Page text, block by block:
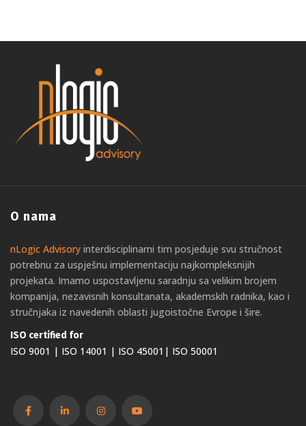
O nama
nLogic Advisory interdisciplinarni tim posjeduje svu stručnost
potrebnu za uspješnu implementaciju najkompleksnijih
projekata. Imamo uspostavljenu saradnju sa velikim brojem
kompanija, nezavisnih konsultanata, akademskih radnika, kao i
stručnjaka iz navedenih oblasti jugoistočne Evrope i šire.
ISO certified for
ISO 9001 | ISO 14001 | ISO 45001| ISO 50001